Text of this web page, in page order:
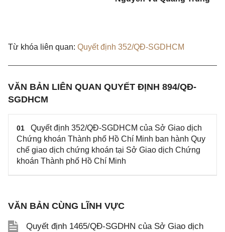
Từ khóa liên quan: Quyết định 352/QĐ-SGDHCM
VĂN BẢN LIÊN QUAN QUYẾT ĐỊNH 894/QĐ-
SGDHCM
01
Quyết định 352/QĐ-SGDHCM của Sở Giao dịch
Chứng khoán Thành phố Hồ Chí Minh ban hành Quy
chế giao dịch chứng khoán tại Sở Giao dịch Chứng
khoán Thành phố Hồ Chí Minh
VĂN BẢN CÙNG LĨNH VỰC
Quyết định 1465/QĐ-SGDHN của Sở Giao dịch